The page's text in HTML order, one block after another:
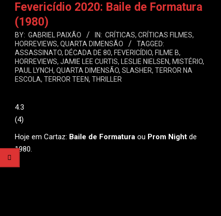
Fevericídio 2020: Baile de Formatura
(1980)
BY: GABRIEL PAIXÃO IN: CRÍTICAS, CRÍTICAS FILMES,
HORREVIEWS, QUARTA DIMENSÃO
TAGGED:
ASSASSINATO, DÉCADA DE 80, FEVERICÍDIO, FILME B,
HORREVIEWS, JAMIE LEE CURTIS, LESLIE NIELSEN, MISTÉRIO,
PAUL LYNCH, QUARTA DIMENSÃO, SLASHER, TERROR NA
ESCOLA, TERROR TEEN, THRILLER
4.3
(4)
Hoje em Cartaz: Baile de Formatura ou Prom Night de
1980.